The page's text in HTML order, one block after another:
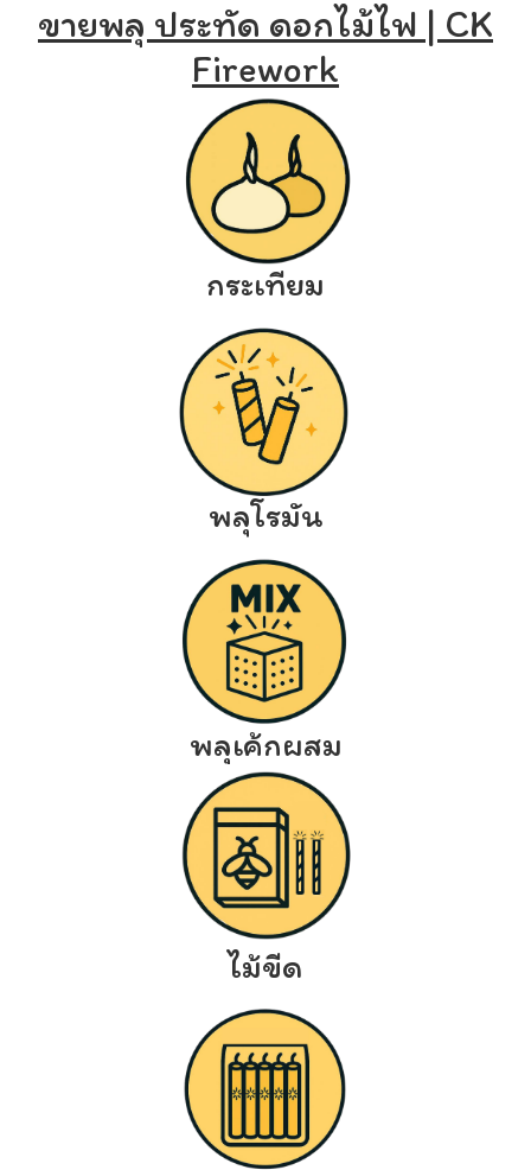
ขายพลุ ประทัด ดอกไม้ไฟ | CK
Firework
กระเทียม
พลุโรมัน
พลุเค้กผสม
ไม้ขีด